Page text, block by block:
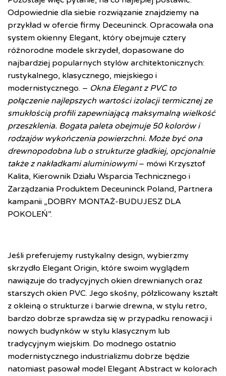
Odpowiednie dla siebie rozwiązanie znajdziemy na
przykład w ofercie firmy Deceuninck. Opracowała ona
system okienny Elegant, który obejmuje cztery
różnorodne modele skrzydeł, dopasowane do
najbardziej popularnych stylów architektonicznych:
rustykalnego, klasycznego, miejskiego i
modernistycznego. – Okna Elegant z PVC to
połączenie najlepszych wartościizolacji termicznej ze
smukłością profili zapewniającą maksymalną wielkość
przeszklenia. Bogata paleta obejmuje 50 kolorów i
rodzajów wykończenia powierzchni. Może być ona
drewnopodobna lub o strukturze gładkiej, opcjonalnie
także z nakładkami aluminiowymi– mówi Krzysztof
Kalita, Kierownik Działu Wsparcia Technicznego i
Zarządzania Produktem Deceuninck Poland, Partnera
kampanii „DOBRY MONTAŻ-BUDUJESZ DLA
POKOLEŃ”.
Jeśli preferujemy rustykalny design, wybierzmy
skrzydło Elegant Origin, które swoim wyglądem
nawiązuje do tradycyjnych okien drewnianych oraz
starszych okien PVC. Jego skośny, półzlicowany kształt
z okleiną o strukturze i barwie drewna, w stylu retro,
bardzo dobrze sprawdza się w przypadku renowacji i
nowych budynków w stylu klasycznym lub
tradycyjnym wiejskim. Do modnego ostatnio
modernistycznego industrializmu dobrze będzie
natomiast pasował model Elegant Abstract w kolorach